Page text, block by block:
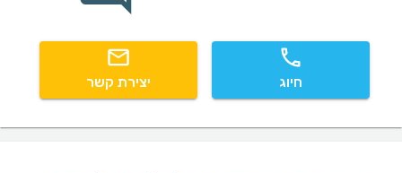
חיוג יצירת קשר